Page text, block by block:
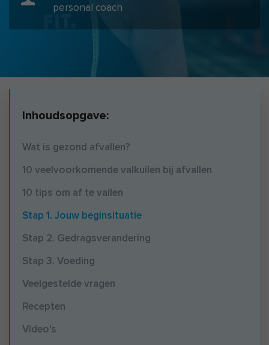
personal coach
Inhoudsopgave:
Wat is gezond afvallen?
10 veelvoorkomende valkuilen bij afvallen
10 tips om af te vallen
Stap 1. Jouw beginsituatie
Stap 2. Gedragsverandering
Stap 3. Voeding
Veelgestelde vragen
Recepten
Video's